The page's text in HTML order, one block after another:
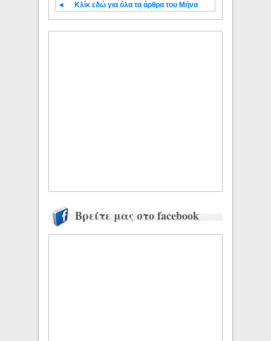
◄ Κλίκ εδώ για όλα τα άρθρα του Μήνα
Βρείτε μας στο facebook